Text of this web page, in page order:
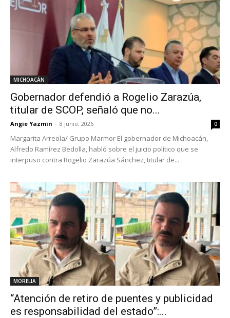
MICHOACÁN
Gobernador defendió a Rogelio Zarazúa,
titular de SCOP, señaló que no...
Angie Yazmin - 8 junio, 2026 0
Margarita Arreola/ Grupo Marmor El gobernador de Michoacán,
Alfredo Ramírez Bedolla, habló sobre el juicio político que se
interpuso contra Rogelio Zarazúa Sánchez, titular de...
MORELIA
“Atención de retiro de puentes y publicidad
es responsabilidad del estado”:...